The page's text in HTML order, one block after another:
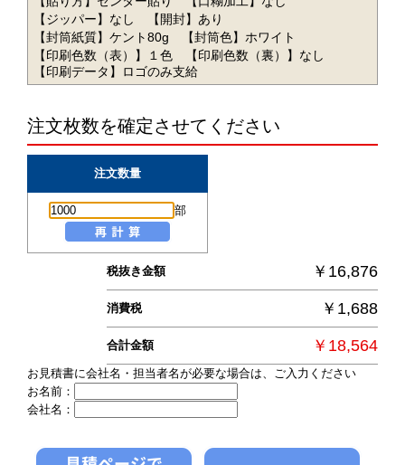
【ジッパー】なし
【開封】あり
【封筒紙質】ケント80g
【封筒色】ホワイト
【印刷色数（表）】１色
【印刷色数（裏）】なし
【印刷データ】ロゴのみ支給
注文枚数を確定させてください
注文数量
部
税抜き金額 ￥16,876
消費税 ￥1,688
合計金額 ￥18,564
お見積書に会社名・担当者名が必要な場合は、ご入力ください
お名前：
会社名：